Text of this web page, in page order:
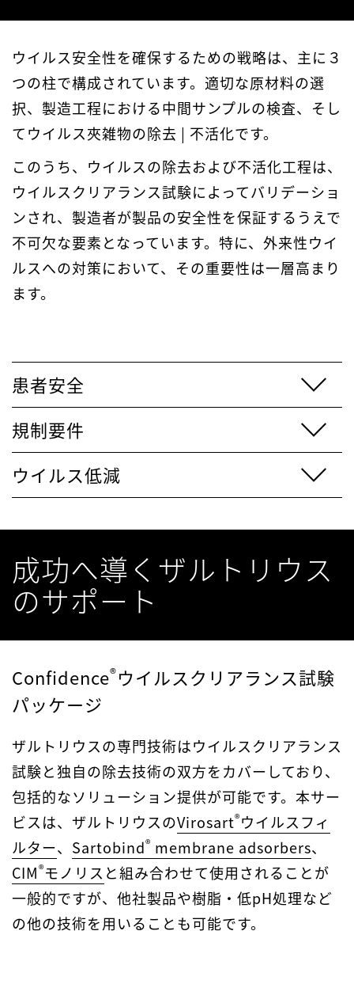
ウイルス安全性を確保するための戦略は、主に３
つの柱で構成されています。適切な原材料の選
択、製造工程における中間サンプルの検査、そし
てウイルス夾雑物の除去 | 不活化です。
このうち、ウイルスの除去および不活化工程は、
ウイルスクリアランス試験によってバリデーショ
ンされ、製造者が製品の安全性を保証するうえで
不可欠な要素となっています。特に、外来性ウイ
ルスへの対策において、その重要性は一層高まり
ます。
患者安全
規制要件
ウイルス低減
成功へ導くザルトリウス
のサポート
Confidence®ウイルスクリアランス試験
パッケージ
ザルトリウスの専門技術はウイルスクリアランス
試験と独自の除去技術の双方をカバーしており、
包括的なソリューション提供が可能です。本サー
ビスは、ザルトリウスのVirosart®ウイルスフィ
ルター、 Sartobind® membrane adsorbers、
CIM®モノリス と組み合わせて使用されることが
一般的ですが、他社製品や樹脂・低pH処理など
の他の技術を用いることも可能です。